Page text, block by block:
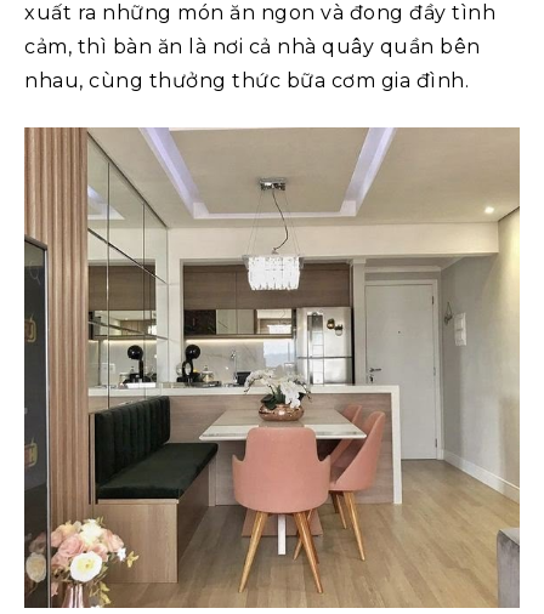
xuất ra những món ăn ngon và đong đầy tình
cảm, thì bàn ăn là nơi cả nhà quây quần bên
nhau, cùng thưởng thức bữa cơm gia đình.